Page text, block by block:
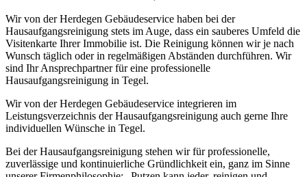
Wir von der Herdegen Gebäudeservice haben bei der
Hausaufgangsreinigung stets im Auge, dass ein sauberes Umfeld die
Visitenkarte Ihrer Immobilie ist. Die Reinigung können wir je nach
Wunsch täglich oder in regelmäßigen Abständen durchführen. Wir
sind Ihr Ansprechpartner für eine professionelle
Hausaufgangsreinigung in Tegel.
Wir von der Herdegen Gebäudeservice integrieren im
Leistungsverzeichnis der Hausaufgangsreinigung auch gerne Ihre
individuellen Wünsche in Tegel.
Bei der Hausaufgangsreinigung stehen wir für professionelle,
zuverlässige und kontinuierliche Gründlichkeit ein, ganz im Sinne